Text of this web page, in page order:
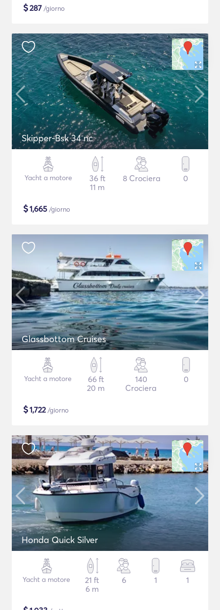
$287 /giorno
Skipper-Bsk 34 nc
Yacht a motore
36 ft
11 m
8 Crociera 0
$1,665 /giorno
Glassbottom Cruises
Yacht a motore
66 ft
20 m
140
Crociera
0
$1,722/giorno
Honda Quick Silver
Yacht a motore
21 ft
6 m
6 1 1